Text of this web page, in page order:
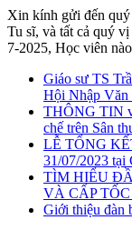
Xin kính gửi đến
Tu sĩ, và tất cả quý
7-2025, Học viên
Giáo sư TS
Hội Nhập Văn
THÔNG TIN
chế trên Sân
LỄ TỔNG
31/07/2023
TÌM HIỂU
VÀ CẤP
Giới thiệu đàn